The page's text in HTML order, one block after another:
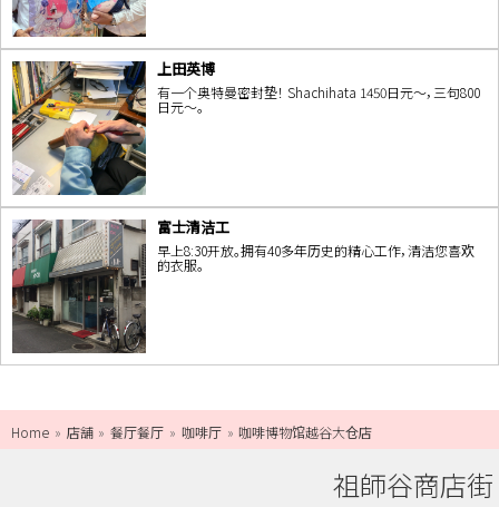
上田英博
有一个奥特曼密封垫！ Shachihata 1450日元〜，三句800
日元〜。
富士清洁工
早上8:30开放。拥有40多年历史的精心工作，清洁您喜欢
的衣服。
Home 店舗 餐厅餐厅 咖啡厅 咖啡博物馆越谷大仓店
祖師谷商店街